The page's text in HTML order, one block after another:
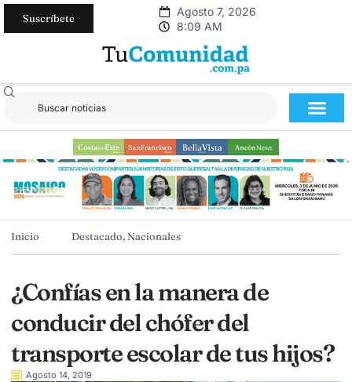
Suscríbete
Agosto 7, 2026
8:09 AM
Inicio Destacado,Nacionales
¿Confías en la manera de
conducir del chófer del
transporte escolar de tus hijos?
Agosto 14, 2019